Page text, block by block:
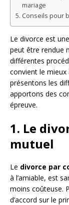
mariage
Conseils pour
Le divorce est
peut être rendue
différentes
convient le
présentons les
apportons des
épreuve.
1. Le
mutuel
Le divorce par
à l’amiable, est
moins coûteuse.
d’accord sur le